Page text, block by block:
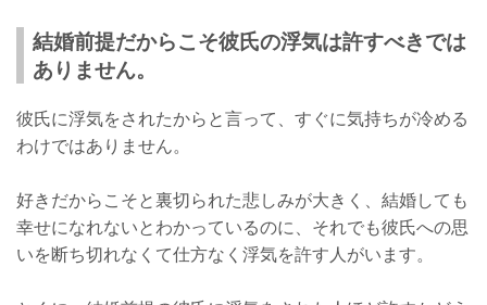
結婚前提だからこそ彼氏の浮気は許すべきでは
ありません。
彼氏に浮気をされたからと言って、すぐに気持ちが冷める
わけではありません。
好きだからこそと裏切られた悲しみが大きく、結婚しても
幸せになれないとわかっているのに、それでも彼氏への思
いを断ち切れなくて仕方なく浮気を許す人がいます。